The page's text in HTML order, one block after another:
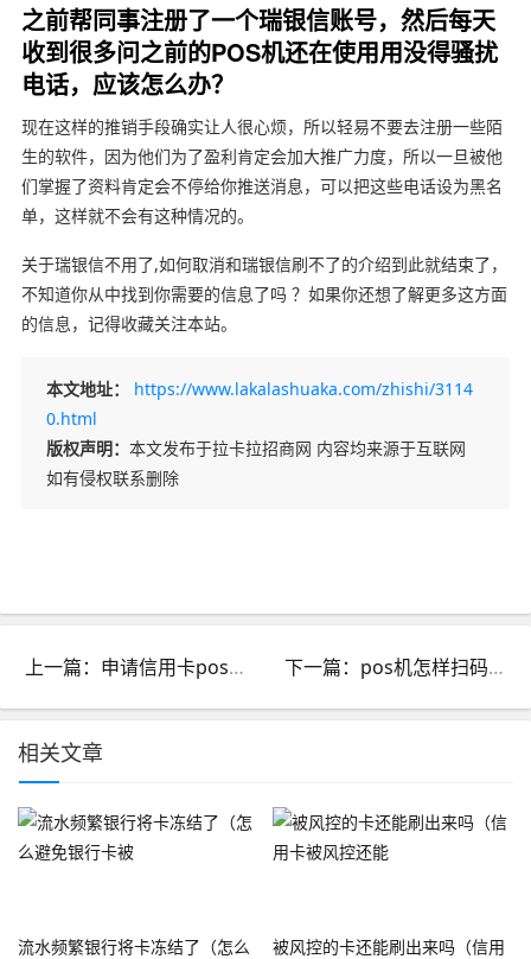
之前帮同事注册了一个瑞银信账号，然后每天
收到很多问之前的POS机还在使用用没得骚扰
电话，应该怎么办？
现在这样的推销手段确实让人很心烦，所以轻易不要去注册一些陌
生的软件，因为他们为了盈利肯定会加大推广力度，所以一旦被他
们掌握了资料肯定会不停给你推送消息，可以把这些电话设为黑名
单，这样就不会有这种情况的。
关于瑞银信不用了,如何取消和瑞银信刷不了的介绍到此就结束了，
不知道你从中找到你需要的信息了吗 ？如果你还想了解更多这方面
的信息，记得收藏关注本站。
本文地址：
https://www.lakalashuaka.com/zhishi/3114
0.html
版权声明： 本文发布于拉卡拉招商网 内容均来源于互联网
如有侵权联系删除
上一篇：申请信用卡pos机刷卡手续费是多少_申请信用卡pos机刷卡手续费是多少钱 下一篇：pos机怎样扫码_pos机怎样扫码收款
相关文章
流水频繁银行将卡冻结了（怎么
被风控的卡还能刷出来吗（信用